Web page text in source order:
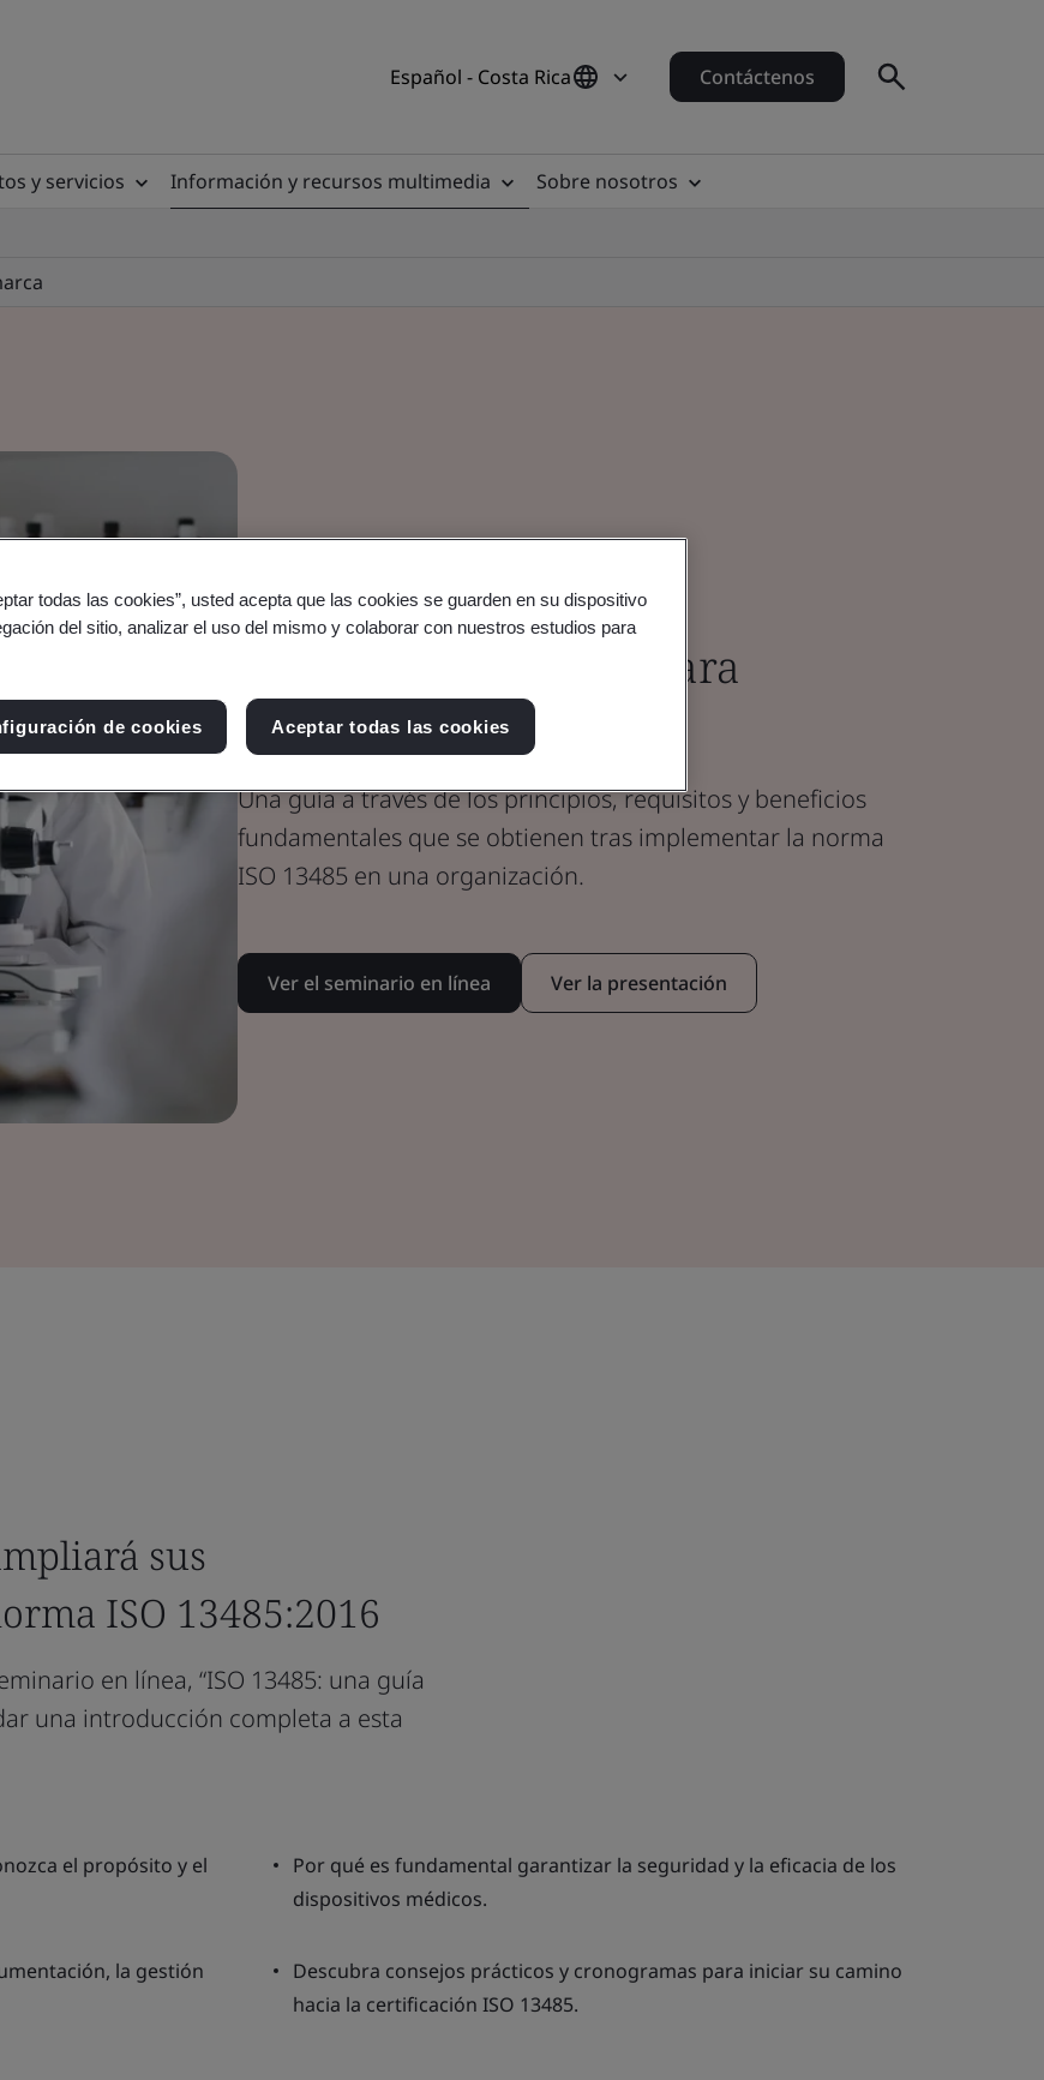
Español - Costa Rica Contáctenos
y servicios Información y recursos multimedia
Sobre nosotros
Dispositivos médicos
ISO 13485: Una guía para
principiantes
Una guía a través de los principios, requisitos y beneficios
fundamentales que se obtienen tras implementar la norma
ISO 13485 en una organización.
Ver el seminario en línea Ver la presentación
sus
ISO 13485:2016
en línea, “ISO 13485: una guía
una introducción completa a esta
el propósito y el
Por qué es fundamental garantizar la seguridad y la eficacia de los
dispositivos médicos.
la gestión
Descubra consejos prácticos y cronogramas para iniciar su camino
hacia la certificación ISO 13485.
todas las cookies”, usted acepta que las cookies se guarden en su dispositivo
del sitio, analizar el uso del mismo y colaborar con nuestros estudios para
de cookies Aceptar todas las cookies